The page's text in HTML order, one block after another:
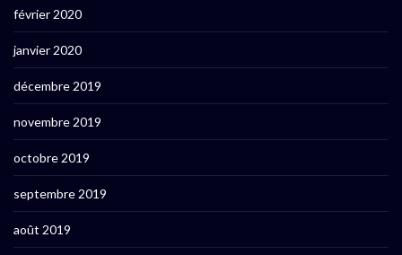
février 2020
janvier 2020
décembre 2019
novembre 2019
octobre 2019
septembre 2019
août 2019